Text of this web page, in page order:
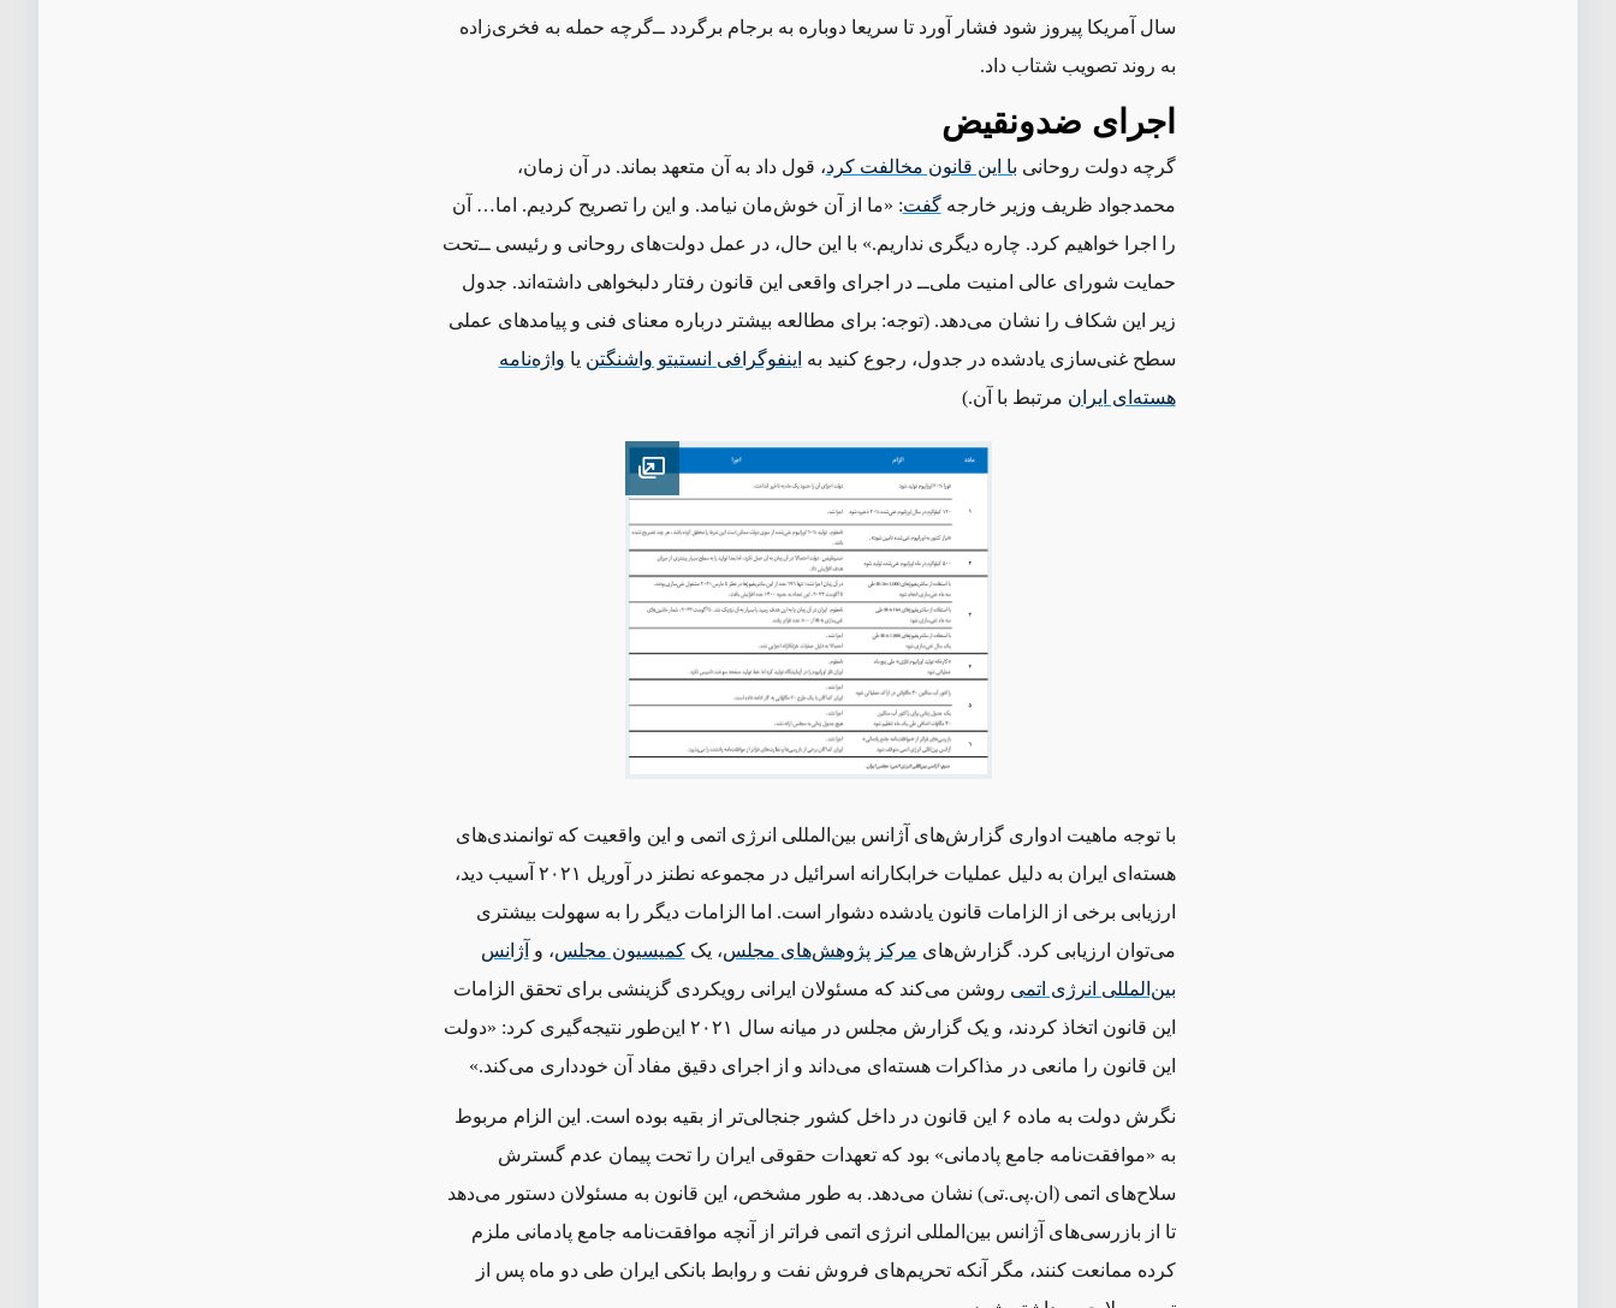
سال آمریکا پیروز شود فشار آورد تا سریعا دوباره به برجام برگردد ‌ــ‌گرچه حمله به فخری‌زاده
به روند تصویب شتاب داد.
اجرای ضدونقیض
گرچه دولت روحانی با این قانون مخالفت کرد، قول داد به آن متعهد بماند. در آن زمان،
محمدجواد ظریف وزیر خارجهگفت: «ما از آن خوش‌مان نیامد. و این را تصریح کردیم. اما… آن
را اجرا خواهیم کرد. چاره دیگری نداریم.» با این حال، در عمل دولت‌های روحانی و رئیسی ‌ــ‌تحت
حمایت شورای عالی امنیت ملی‌ــ‌ در اجرای واقعی این قانون رفتار دلبخواهی داشته‌اند. جدول
زیر این شکاف را نشان می‌دهد. (توجه: برای مطالعه بیشتر درباره معنای فنی و پیامدهای عملی
سطح غنی‌سازی یادشده در جدول، رجوع کنید به اینفوگرافی انستیتو واشنگتن یا واژه‌نامه
هسته‌ای ایران مرتبط با آن.)
با توجه ماهیت ادواری گزارش‌های آژانس بین‌المللی انرژی اتمی و این واقعیت که توانمندی‌های
هسته‌ای ایران به دلیل عملیات خرابکارانه اسرائیل در مجموعه نطنز در آوریل ۲۰۲۱ آسیب دید،
ارزیابی برخی از الزامات قانون یادشده دشوار است. اما الزامات دیگر را به سهولت بیشتری
می‌توان ارزیابی کرد. گزارش‌های مرکز پژوهش‌های مجلس، یککمیسیون مجلس، و آژانس
بین‌المللی انرژی اتمی روشن می‌کند که مسئولان ایرانی رویکردی گزینشی برای تحقق الزامات
این قانون اتخاذ کردند، و یک گزارش مجلس در میانه سال ۲۰۲۱ این‌طور نتیجه‌گیری کرد: «دولت
این قانون را مانعی در مذاکرات هسته‌ای می‌داند و از اجرای دقیق مفاد آن خودداری می‌کند.»
نگرش دولت به ماده ۶ این قانون در داخل کشور جنجالی‌تر از بقیه بوده است. این الزام مربوط
به «موافقت‌نامه جامع پادمانی» بود که تعهدات حقوقی ایران را تحت پیمان عدم گسترش
سلاح‌های اتمی (ان.پی.تی) نشان می‌دهد. به ‌طور مشخص، این قانون به مسئولان دستور می‌دهد
تا از بازرسی‌های آژانس بین‌المللی انرژی اتمی فراتر از آنچه موافقت‌نامه جامع پادمانی ملزم
کرده ممانعت کنند، مگر آنکه تحریم‌های فروش نفت و روابط بانکی ایران طی دو ماه پس از